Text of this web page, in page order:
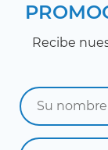
Recibe